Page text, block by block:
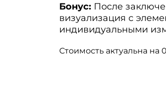
Бонус: После
визуализация с
индивидуальными
Стоимость актуальна на